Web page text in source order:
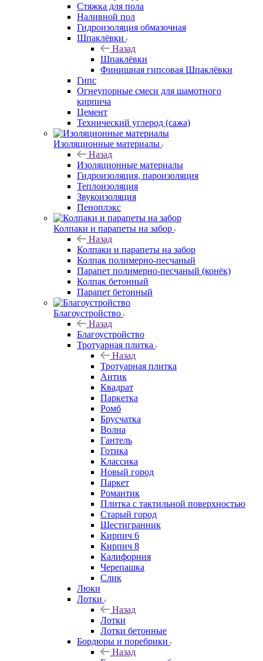
Стяжка для пола
Наливной пол
Гидроизоляция обмазочная
Шпаклёвки
Назад
Шпаклёвки
Финишная гипсовая Шпаклёвки
Гипс
Огнеупорные смеси для шамотного
кирпича
Цемент
Технический углерод (сажа)
Изоляционные материалы
Назад
Изоляционные материалы
Гидроизоляция, пароизоляция
Теплоизоляция
Звукоизоляция
Пеноплэкс
Колпаки и парапеты на забор
Назад
Колпаки и парапеты на забор
Колпак полимерно-песчаный
Парапет полимерно-песчаный (конёк)
Колпак бетонный
Парапет бетонный
Благоустройство
Назад
Благоустройство
Тротуарная плитка
Назад
Тротуарная плитка
Антик
Квадрат
Паркетка
Ромб
Брусчатка
Волна
Гантель
Готика
Классика
Новый город
Паркет
Романтик
Плитка с тактильной поверхностью
Старый город
Шестигранник
Кирпич 6
Кирпич 8
Калифорния
Черепашка
Слик
Люки
Лотки
Назад
Лотки
Лотки бетонные
Бордюры и поребрики
Назад